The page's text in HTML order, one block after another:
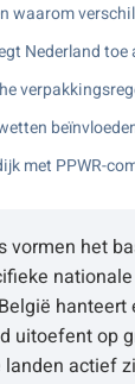
waarom
Nederland
met PPWR-
vormen het
uitoefent op
actief